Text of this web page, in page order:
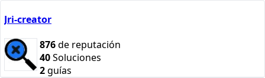
Jri-creator
876de reputación
40Soluciones
2guías